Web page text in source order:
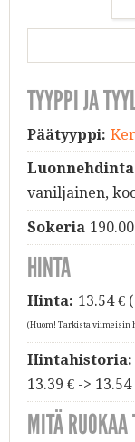
TYYPPI JA
Päätyyppi:
vaniljainen,
Sokeria
HINTA
Hinta: 13.54€ (
(Huom! Tarkista viimeisin
Hintahistoria:
13.39 € ->
MITÄ RUOKAA